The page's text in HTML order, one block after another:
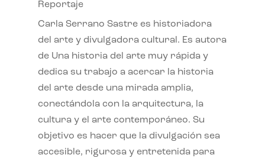
Reportaje
Carla Serrano Sastre es historiadora
del arte y divulgadora cultural. Es autora
de Una historia del arte muy rápida y
dedica su trabajo a acercar la historia
del arte desde una mirada amplia,
conectándola con la arquitectura, la
cultura y el arte contemporáneo. Su
objetivo es hacer que la divulgación sea
accesible, rigurosa y entretenida para